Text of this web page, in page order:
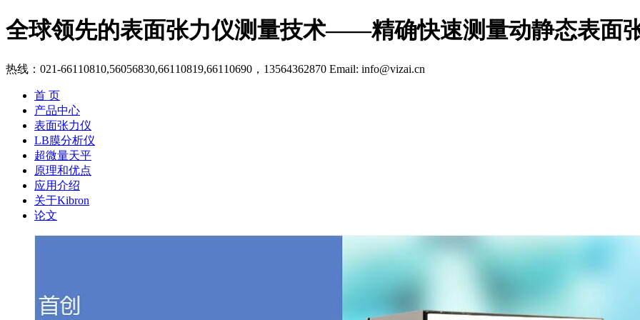
全球领先的表面张力仪测量技术——精确快速测量动静态表面
热线：021-66110810,56056830,66110819,66110690，13564362870 Email: info@vizai.cn
首 页
产品中心
表面张力仪
LB膜分析仪
超微量天平
原理和优点
应用介绍
关于Kibron
论文